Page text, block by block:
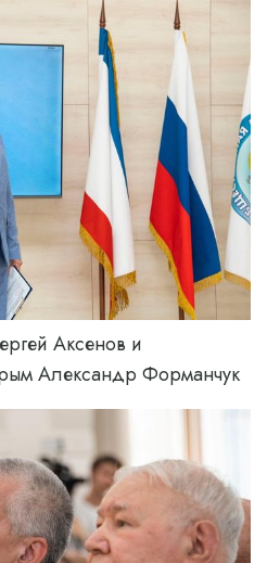
Аксенов и
Александр Форманчук